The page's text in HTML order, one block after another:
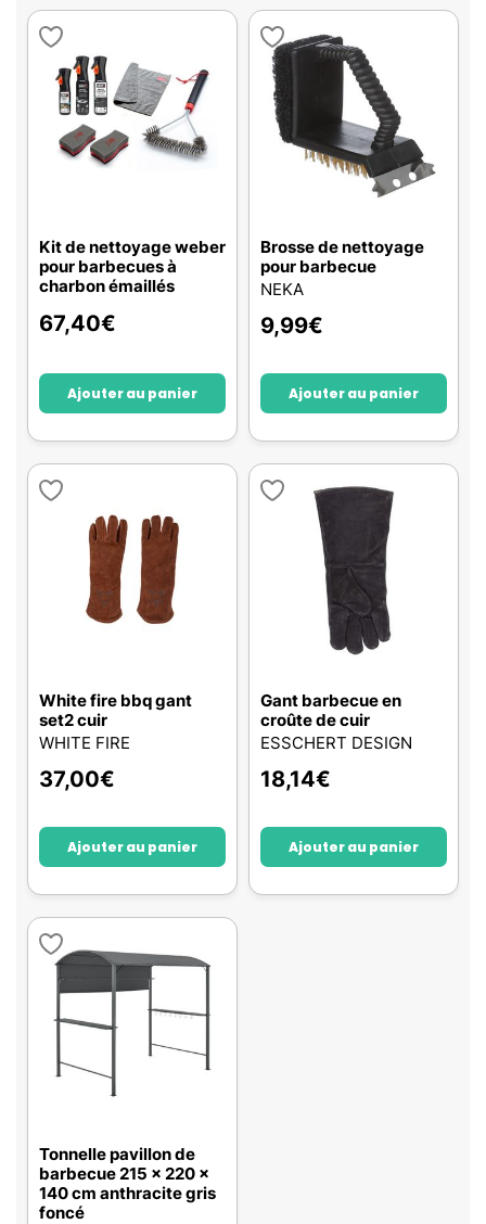
Kit de nettoyage weber
pour barbecues à
charbon émaillés
67,40€
Ajouter au panier
Brosse de nettoyage
pour barbecue
NEKA
9,99€
Ajouter au panier
White fire bbq gant
set2 cuir
WHITE FIRE
37,00€
Ajouter au panier
Gant barbecue en
croûte de cuir
ESSCHERT DESIGN
18,14€
Ajouter au panier
Tonnelle pavillon de
barbecue 215 x 220 x
140 cm anthracite gris
foncé